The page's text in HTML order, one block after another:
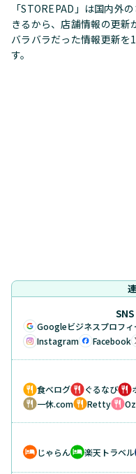
「STOREPAD」は国内外
きるから、店舗情報の更新
バラバラだった情報更新を
す。
Googleビジネスプロフィ
Instagram
Facebook
食べログ ぐるなび
一休.com
Retty
じゃらん 楽天トラベル